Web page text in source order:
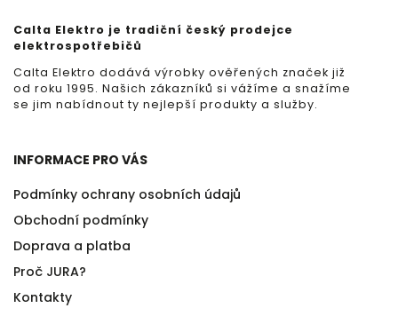
Calta Elektro je tradiční český prodejce
elektrospotřebičů
Calta Elektro dodává výrobky ověřených značek již
od roku 1995. Našich zákazníků si vážíme a snažíme
se jim nabídnout ty nejlepší produkty a služby.
INFORMACE PRO VÁS
Podmínky ochrany osobních údajů
Obchodní podmínky
Doprava a platba
Proč JURA?
Kontakty